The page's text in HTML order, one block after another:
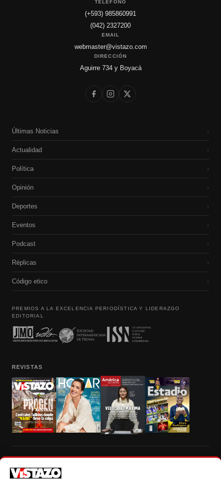
TELÉFONO
(+593) 985860991
(042) 2327200
EMAIL
webmaster@vistazo.com
DIRECCIÓN
Aguirre 734 y Boyacá
Últimas Noticias ›
Actualidad ›
Política ›
Opinión ›
Deportes ›
Eventos ›
Podcast ›
Réplicas ›
Código etico ›
PREMIOS A LA EXCELENCIA PERIODÍSTICA Y LIDERAZGO
EDITORIAL
REVISTAS
autorización escrita de su titular, de todos los contenidos de Vistazo.com.